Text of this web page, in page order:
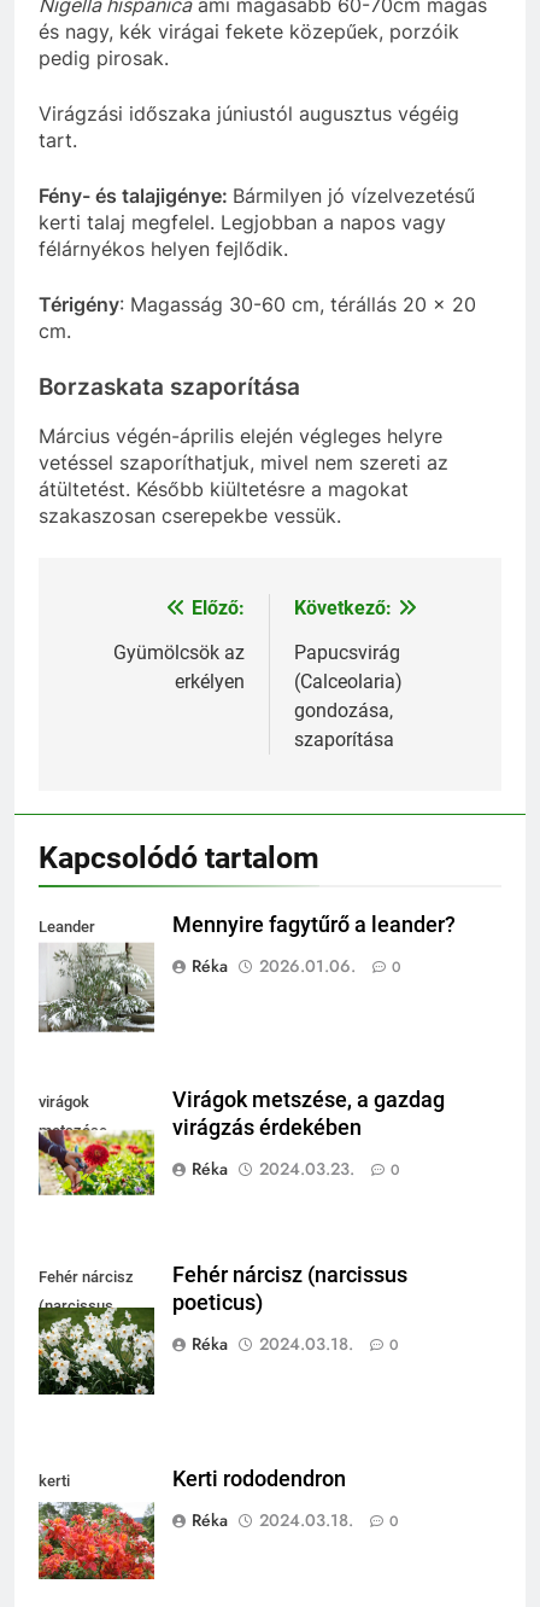
és nagy, kék virágai fekete közepűek, porzóik
pedig pirosak.
Virágzási időszaka júniustól augusztus végéig
tart.
Fény- és talajigénye: Bármilyen jó vízelvezetésű
kerti talaj megfelel. Legjobban a napos vagy
félárnyékos helyen fejlődik.
Térigény: Magasság 30-60 cm, térállás 20 x 20
cm.
Borzaskata szaporítása
Március végén-április elején végleges helyre
vetéssel szaporíthatjuk, mivel nem szereti az
átültetést. Később kiültetésre a magokat
szakaszosan cserepekbe vessük.
Bejegyzés
navigáció
Előző:
Gyümölcsök az
erkélyen
Következő:
Papucsvirág
(Calceolaria)
gondozása,
szaporítása
Kapcsolódó tartalom
Leander
fagytűrése
Mennyire fagytűrő a leander?
Réka
2026.01.06. 0
virágok
metszése
Virágok metszése, a gazdag
virágzás érdekében
Réka
2024.03.23. 0
Fehér nárcisz
(narcissus
poeticus)
Fehér nárcisz (narcissus
poeticus)
Réka
2024.03.18. 0
kerti
rododendron
Kerti rododendron
Réka
2024.03.18. 0